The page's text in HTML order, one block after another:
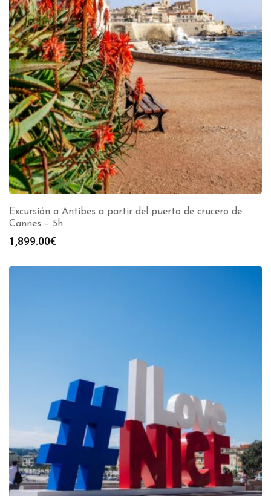
Excursión a Antibes a partir del puerto de crucero de
Cannes – 5h
1,899.00€